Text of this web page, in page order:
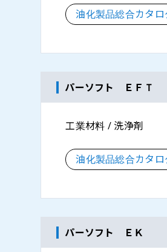
油化製品総合カタロ
パーソフト ＥＦＴ
工業材料 / 洗浄剤
油化製品総合カタロ
パーソフト ＥＫ